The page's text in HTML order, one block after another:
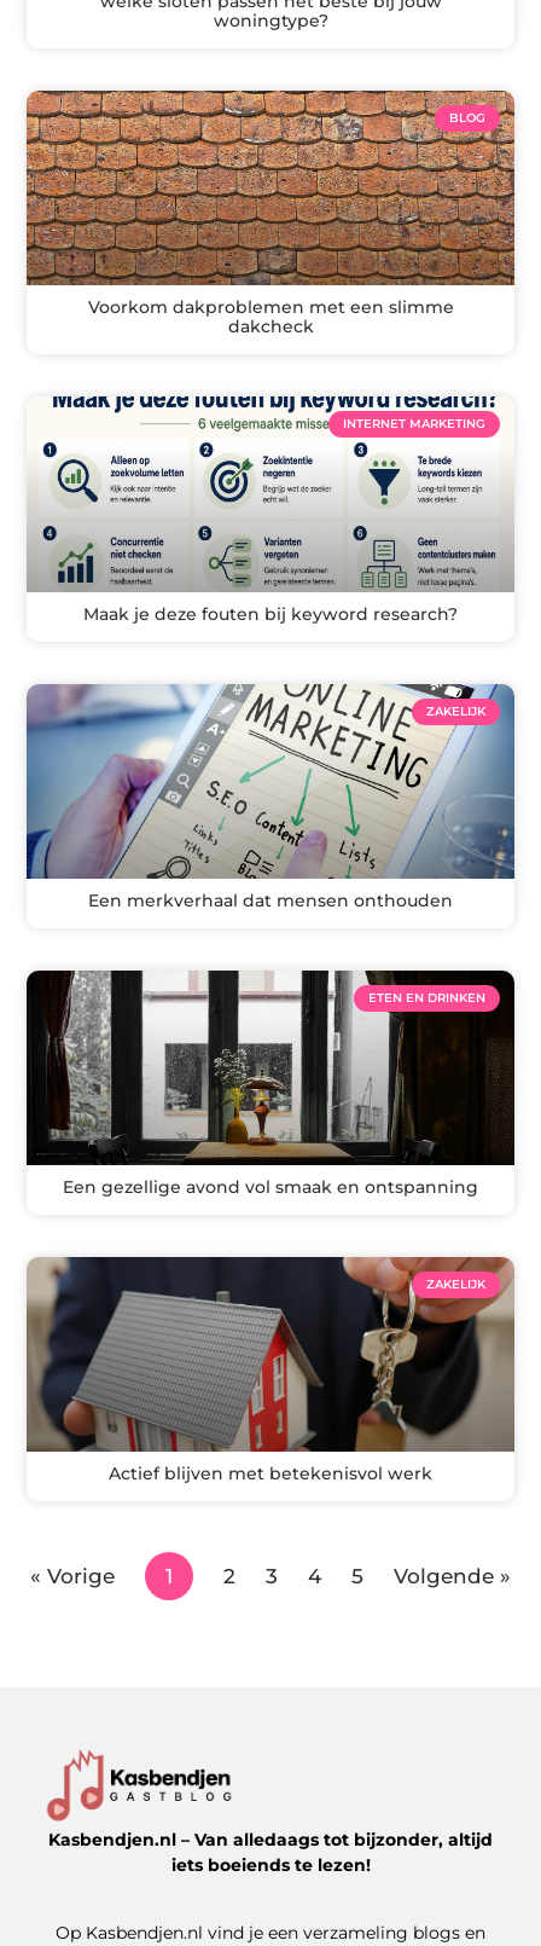
woningtype?
BLOG
Voorkom dakproblemen met een slimme
dakcheck
INTERNET MARKETING
Maak je deze fouten bij keyword research?
ZAKELIJK
Een merkverhaal dat mensen onthouden
ETEN EN DRINKEN
Een gezellige avond vol smaak en ontspanning
ZAKELIJK
Actief blijven met betekenisvol werk
« Vorige 1 2 3 4 5 Volgende »
Kasbendjen.nl – Van alledaags tot bijzonder, altijd
iets boeiends te lezen!
Op Kasbendjen.nl vind je een verzameling blogs en